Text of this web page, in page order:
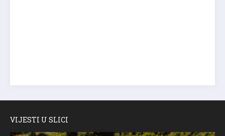
VIJESTI U SLICI